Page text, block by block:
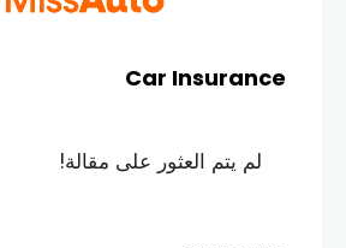
Car Insurance
لم يتم العثور على مقالة!